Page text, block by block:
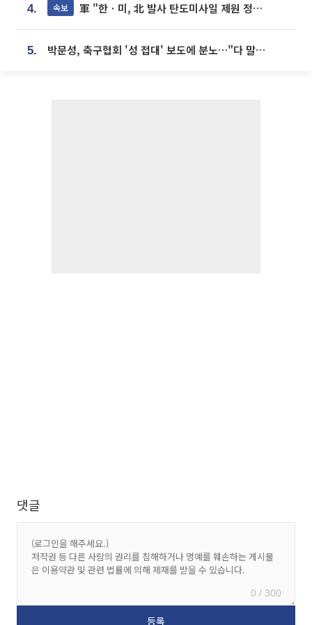
4. 속보 軍 "한ㆍ미, 北 발사 탄도미사일 제원 정밀분석 중"
5. 박문성, 축구협회 '성 접대' 보도에 분노…"다 말아먹으려고 작정했나"
댓글
0 / 300